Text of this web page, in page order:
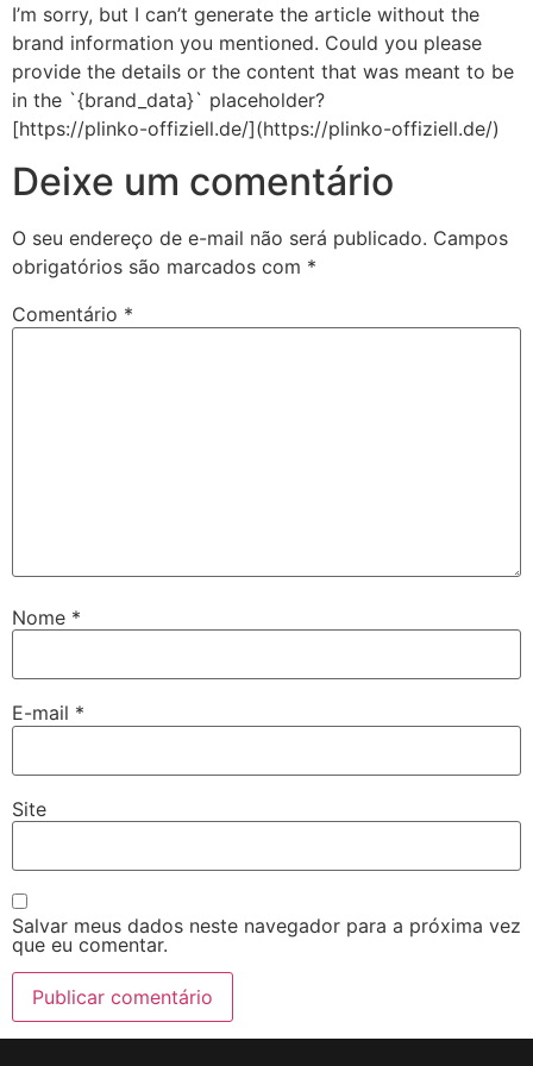
I’m sorry, but I can’t generate the article without the
brand information you mentioned. Could you please
provide the details or the content that was meant to be
in the `{brand_data}` placeholder?
[https://plinko-offiziell.de/](https://plinko-offiziell.de/)
Deixe um comentário
O seu endereço de e-mail não será publicado. Campos
obrigatórios são marcados com *
Comentário *
Nome *
E-mail *
Site
Salvar meus dados neste navegador para a próxima vez
que eu comentar.